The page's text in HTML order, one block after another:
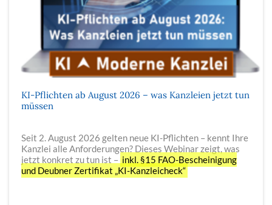
KI-Pflichten ab August 2026 – was Kanzleien jetzt tun
müssen
Seit 2. August 2026 gelten neue KI-Pflichten – kennt Ihre
Kanzlei alle Anforderungen? Dieses Webinar zeigt, was
jetzt konkret zu tun ist – inkl. §15 FAO-Bescheinigung
und Deubner Zertifikat „KI-Kanzleicheck“